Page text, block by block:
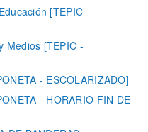
[TEPIC -
Medios [TEPIC -
- ESCOLARIZADO]
- HORARIO FIN DE